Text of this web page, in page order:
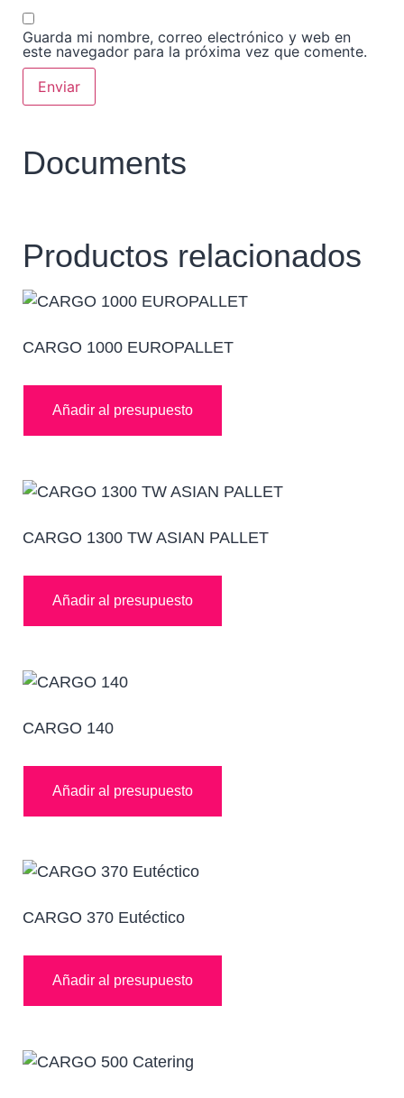
Guarda mi nombre, correo electrónico y web en
este navegador para la próxima vez que comente.
Documents
Productos relacionados
CARGO 1000 EUROPALLET
Añadir al presupuesto
CARGO 1300 TW ASIAN PALLET
Añadir al presupuesto
CARGO 140
Añadir al presupuesto
CARGO 370 Eutéctico
Añadir al presupuesto